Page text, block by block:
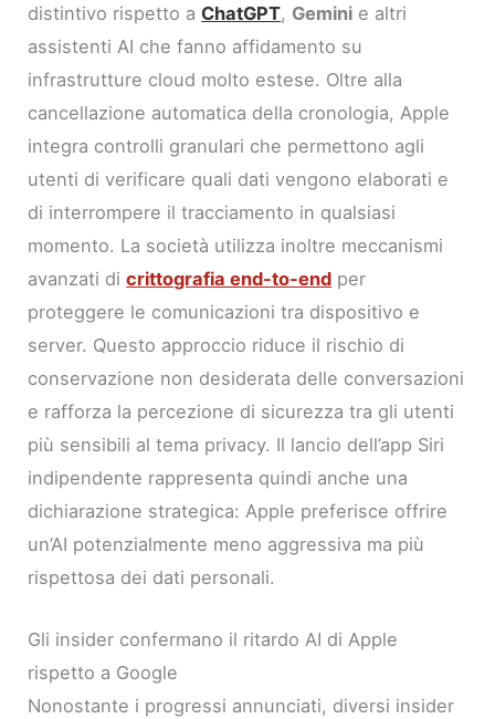
distintivo rispetto aChatGPT, Gemini e altri
assistenti AI che fanno affidamento su
infrastrutture cloud molto estese. Oltre alla
cancellazione automatica della cronologia, Apple
integra controlli granulari che permettono agli
utenti di verificare quali dati vengono elaborati e
di interrompere il tracciamento in qualsiasi
momento. La società utilizza inoltre meccanismi
avanzati dicrittografia end-to-end per
proteggere le comunicazioni tra dispositivo e
server. Questo approccio riduce il rischio di
conservazione non desiderata delle conversazioni
e rafforza la percezione di sicurezza tra gli utenti
più sensibili al tema privacy. Il lancio dell’app Siri
indipendente rappresenta quindi anche una
dichiarazione strategica: Apple preferisce offrire
un’AI potenzialmente meno aggressiva ma più
rispettosa dei dati personali.
Gli insider confermano il ritardo AI di Apple
rispetto a Google
Nonostante i progressi annunciati, diversi insider